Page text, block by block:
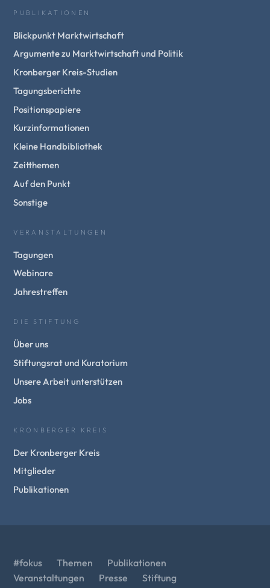
PUBLIKATIONEN
Blickpunkt Marktwirtschaft
Argumente zu Marktwirtschaft und Politik
Kronberger Kreis-Studien
Tagungsberichte
Positionspapiere
Kurzinformationen
Kleine Handbibliothek
Zeitthemen
Auf den Punkt
Sonstige
VERANSTALTUNGEN
Tagungen
Webinare
Jahrestreffen
DIE STIFTUNG
Über uns
Stiftungsrat und Kuratorium
Unsere Arbeit unterstützen
Jobs
KRONBERGER KREIS
Der Kronberger Kreis
Mitglieder
Publikationen
#fokus Themen
Publikationen
Veranstaltungen
Presse
Stiftung